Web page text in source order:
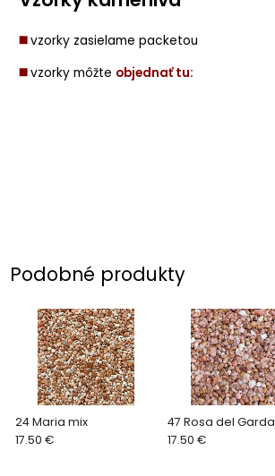
◼️vzorky zasielame packetou
◼️vzorky môžte objednať tu:
Podobné produkty
24 Maria mix
17.50 €
47 Rosa del Garda
17.50 €